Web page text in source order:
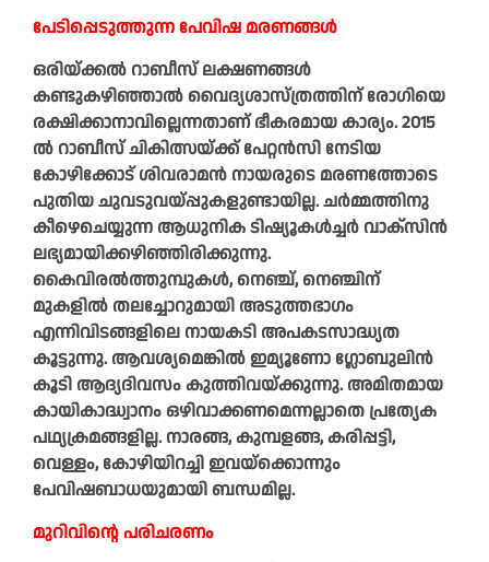
പേടിപ്പെടുത്തുന്ന പേവിഷ മരണങ്ങൾ
ഒരിയ്ക്കൽ റാബീസ് ലക്ഷണങ്ങൾ
കണ്ടുകഴിഞ്ഞാൽ വൈദ്യശാസ്ത്രത്തിന് രോഗിയെ
രക്ഷിക്കാനാവില്ലെന്നതാണ് ഭീകരമായ കാര്യം. 2015
ൽ റാബീസ് ചികിത്സയ്ക്ക് പേറ്റൻസി നേടിയ
കോഴിക്കോട് ശിവരാമൻ നായരുടെ മരണത്തോടെ
പുതിയ ചുവടുവയ്പ്പുകളുണ്ടായില്ല. ചർമ്മത്തിനു
കീഴെചെയ്യുന്ന ആധുനിക ടിഷ്യൂകൾച്ചർ വാക്‌സിൻ
ലഭ്യമായിക്കഴിഞ്ഞിരിക്കുന്നു.
കൈവിരൽത്തുമ്പുകൾ, നെഞ്ച്, നെഞ്ചിന്
മുകളിൽ തലച്ചോറുമായി അടുത്തഭാഗം
എന്നിവിടങ്ങളിലെ നായകടി അപകടസാദ്ധ്യത
കൂട്ടുന്നു. ആവശ്യമെങ്കിൽ ഇമ്യൂണോ ഗ്ലോബുലിൻ
കൂടി ആദ്യദിവസം കുത്തിവയ്ക്കുന്നു. അമിതമായ
കായികാദ്ധ്വാനം ഒഴിവാക്കണമെന്നല്ലാതെ പ്രത്യേക
പഥ്യക്രമങ്ങളില്ല. നാരങ്ങ, കുമ്പളങ്ങ, കരിപ്പട്ടി,
വെള്ളം, കോഴിയിറച്ചി ഇവയ്‌ക്കൊന്നും
പേവിഷബാധയുമായി ബന്ധമില്ല.
മുറിവിന്റെ പരിചരണം